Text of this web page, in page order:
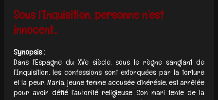
Sous l’Inquisition, personne n’est
innocent...
Synopsis :
Dans l’Espagne du XVe siècle, sous le règne sanglant de
l’Inquisition, les confessions sont extorquées par la torture
et la peur. Maria, jeune femme accusée d’hérésie, est arrêtée
pour avoir défié l’autorité religieuse. Son mari tente de la